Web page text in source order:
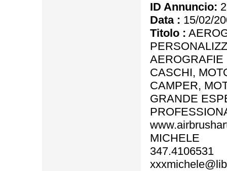
ID Annuncio:
Data : 15/02/
Titolo :
AEROGRAFIE
CASCHI,
CAMPER,
GRANDE
MICHELE
347.4106531